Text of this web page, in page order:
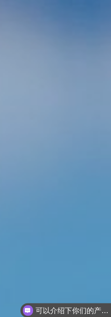
可以介绍下你们的产品么